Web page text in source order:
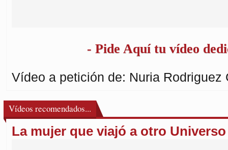
- Pide Aquí tu vídeo
Vídeo a petición de: Nuria Rodriguez
Vídeos recomendados...
La mujer que viajó a otro Universo